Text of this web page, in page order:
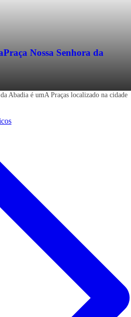
Praça Nossa Senhora da
Abadia é umA Praças localizado na cidade